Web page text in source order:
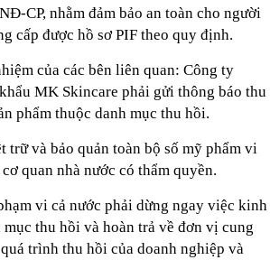
CP, nhằm đảm bảo an toàn cho người
cấp được hồ sơ PIF theo quy định.
của các bên liên quan: Công ty
MK Skincare phải gửi thông báo thu
phẩm thuộc danh mục thu hồi.
và bảo quản toàn bộ số mỹ phẩm vi
quan nhà nước có thẩm quyền.
vi cả nước phải dừng ngay việc kinh
thu hồi và hoàn trả về đơn vị cung
trình thu hồi của doanh nghiệp và